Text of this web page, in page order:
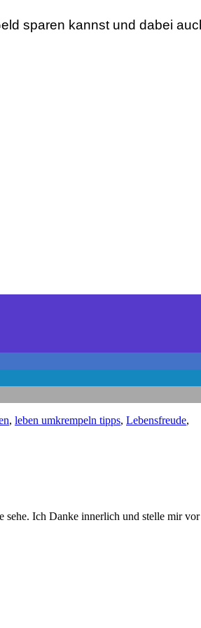
sparen kannst und dabei
, leben umkrempeln tipps, Lebensfreude,
sehe. Ich Danke innerlich und stelle mir vor